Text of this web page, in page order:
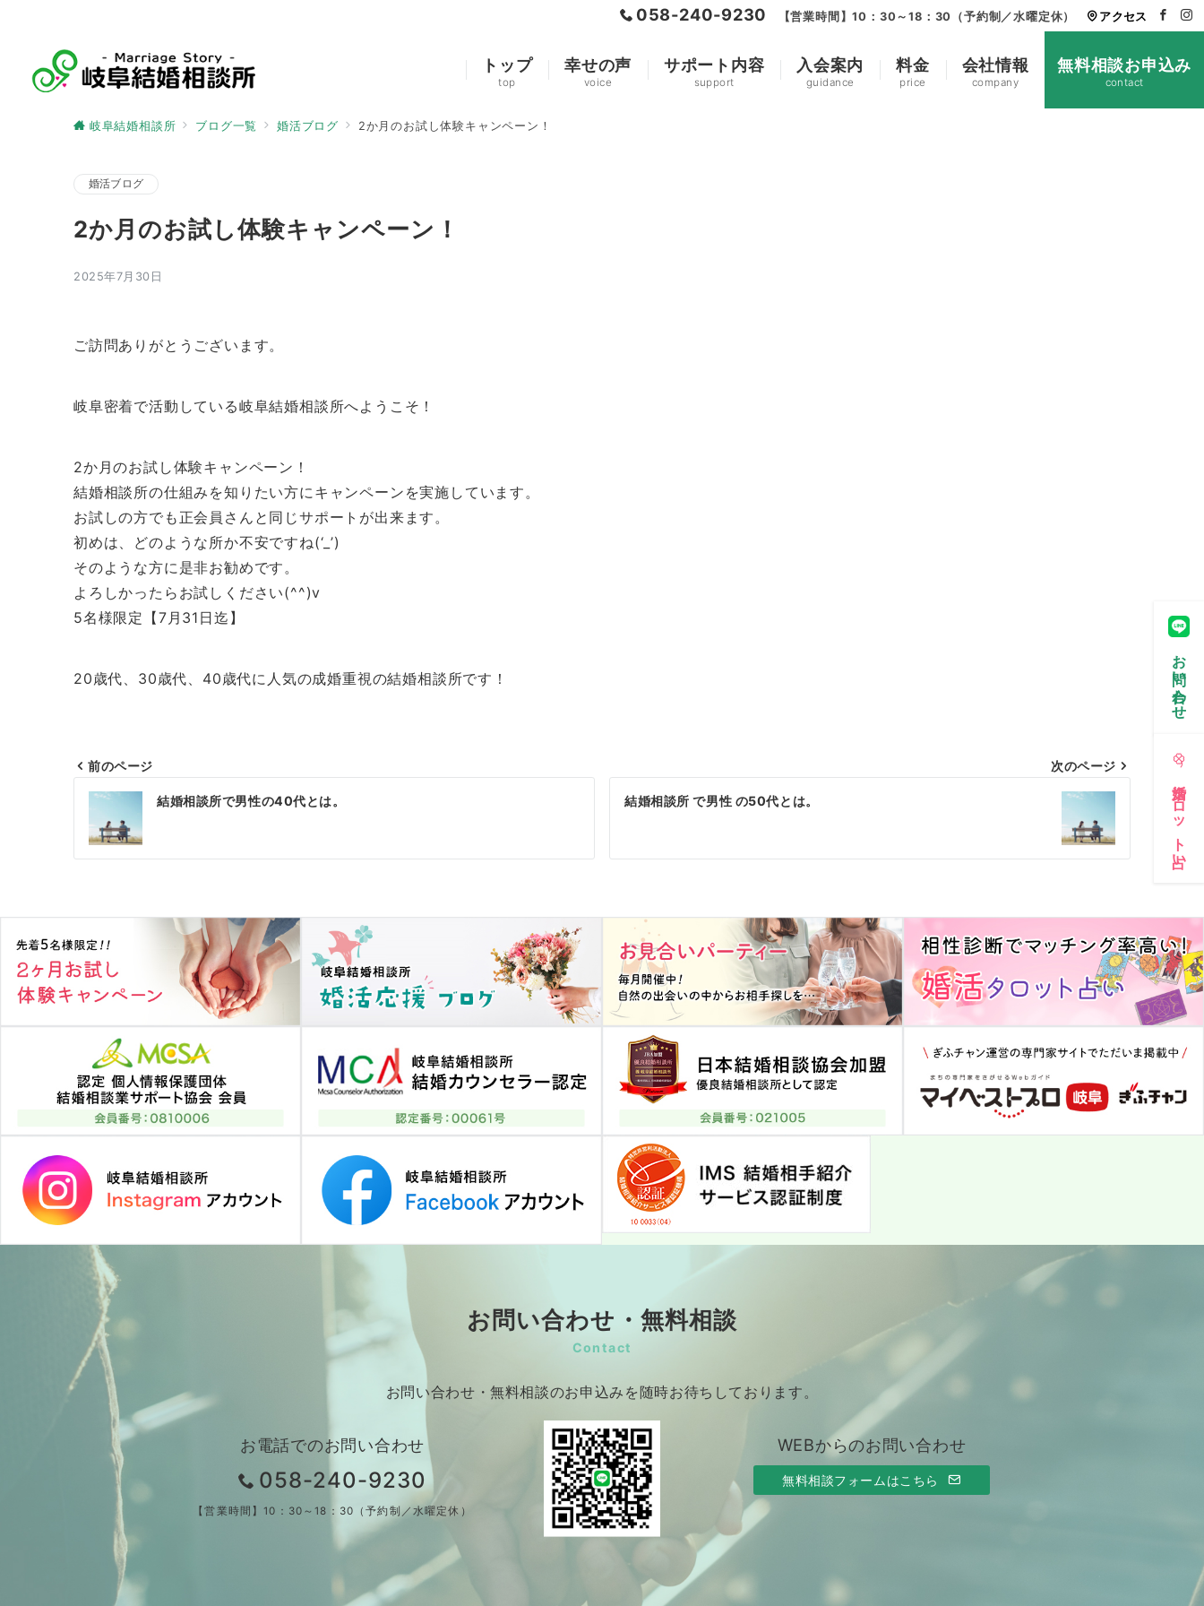
058-240-9230 【営業時間】10：30～18：30（予約制／水曜定休） アクセス
トップ
top
幸せの声
voice
サポート内容
support
入会案内
guidance
料金
price
会社情報
company
無料相談お申込み
contact
岐阜結婚相談所 ブログ一覧 婚活ブログ 2か月のお試し体験キャンペーン！
婚活ブログ
2か月のお試し体験キャンペーン！
2025年7月30日
ご訪問ありがとうございます。
岐阜密着で活動している岐阜結婚相談所へようこそ！
2か月のお試し体験キャンペーン！
結婚相談所の仕組みを知りたい方にキャンペーンを実施しています。
お試しの方でも正会員さんと同じサポートが出来ます。
初めは、どのような所か不安ですね(‘_’)
そのような方に是非お勧めです。
よろしかったらお試しください(^^)v
5名様限定【7月31日迄】
20歳代、30歳代、40歳代に人気の成婚重視の結婚相談所です！
投
稿
ナ
ゲ
ー
シ
ョ
ン
前のページ
結婚相談所で男性の40代とは。
次のページ
結婚相談所 で男性 の50代とは。
お問い合わせ・無料相談
Contact
お問い合わせ・無料相談のお申込みを随時お待ちしております。
お電話でのお問い合わせ
058-240-9230
【営業時間】10：30～18：30（予約制／水曜定休）
WEBからのお問い合わせ
無料相談フォームはこちら
お問い合わせ
婚活タロット占い